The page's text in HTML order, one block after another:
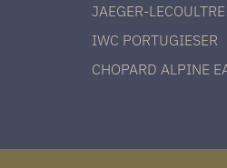
JAEGER-
IWC PORTUGIESER
CHOPARD ALPINE